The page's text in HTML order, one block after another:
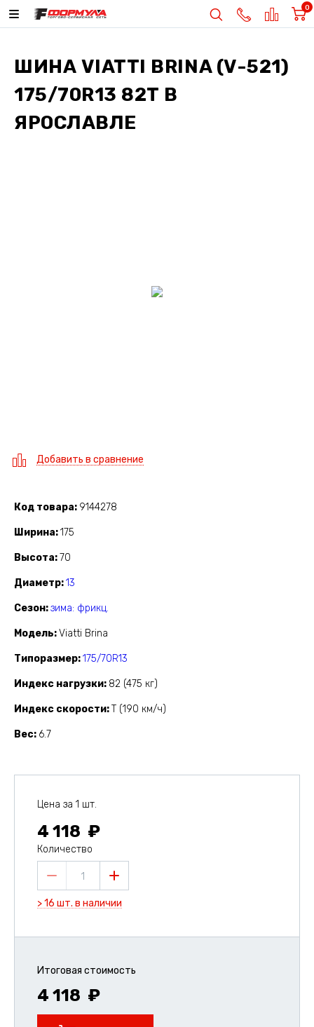
0
ШИНА VIATTI BRINA (V-521)
175/70R13 82T В
ЯРОСЛАВЛЕ
Добавить в сравнение
Код товара 9144278
Ширина 175
Высота 70
Диаметр 13
Сезон зима: фрикц.
Модель Viatti Brina
Типоразмер 175/70R13
Индекс нагрузки 82 (475 кг)
Индекс скорости T (190 км/ч)
Вес 6.7
Цена за 1 шт.
4 118
Количество
1
> 16 шт. в наличии
Итоговая стоимость
4 118